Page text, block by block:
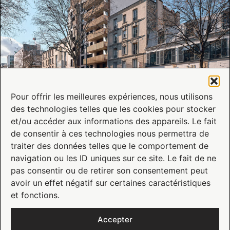
Pour offrir les meilleures expériences, nous utilisons
des technologies telles que les cookies pour stocker
et/ou accéder aux informations des appareils. Le fait
de consentir à ces technologies nous permettra de
traiter des données telles que le comportement de
navigation ou les ID uniques sur ce site. Le fait de ne
pas consentir ou de retirer son consentement peut
avoir un effet négatif sur certaines caractéristiques
et fonctions.
Accepter
Série d’été – Notre premier projet Résidentiel à Clichy pour Quadrato